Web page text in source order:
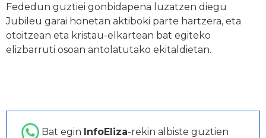
Fededun guztiei gonbidapena luzatzen diegu
Jubileu garai honetan aktiboki parte hartzera, eta
otoitzean eta kristau-elkartean bat egiteko
elizbarruti osoan antolatutako ekitaldietan.
Bat egin InfoEliza-rekin albiste guztien